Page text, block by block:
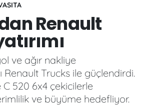
Renault
ve ağır nakliye
Renault Trucks ile güçlendirdi.
520 6x4 çekicilerle
ve büyüme hedefliyor.
Durumu ve Fikstür
Haberleri